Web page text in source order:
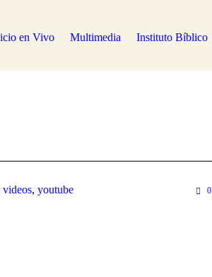
en Vivo Multimedia Instituto Bíblico
videos, youtube 0